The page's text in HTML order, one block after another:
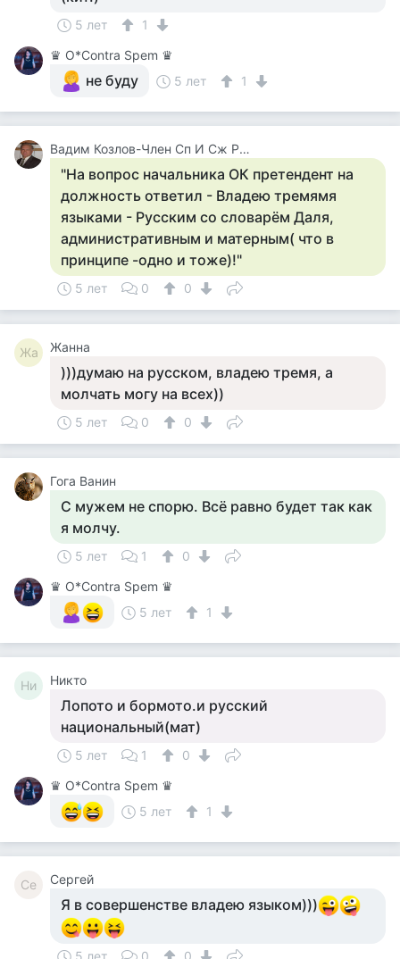
5 лет
1
♛ О*Contra Spem ♛
не буду 5 лет 1
Вадим Козлов-Член Сп И Сж России.будут Вопросы -Звоните 8 926 571 18 95
"На вопрос начальника ОК претендент на
должность ответил - Владею тремямя
языками - Русским со словарём Даля,
административным и матерным( что в
принципе -одно и тоже)!"
5 лет 0 0
Жа Жанна
)))думаю на русском, владею тремя, а
молчать могу на всех))
5 лет 0 0
Гога Ванин
С мужем не спорю. Всё равно будет так как
я молчу.
5 лет 1
0
♛ О*Contra Spem ♛
5 лет
1
Ни Никто
Лопото и бормото.и русский
национальный(мат)
5 лет 1
0
♛ О*Contra Spem ♛
5 лет
1
Се Сергей
Я в совершенстве владею языком)))
5 лет 0 0